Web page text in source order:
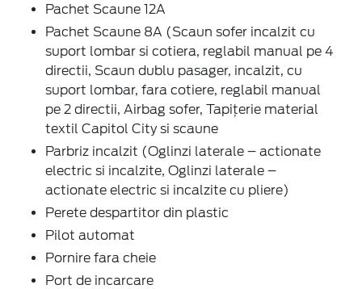
Pachet Scaune 12A
Pachet Scaune 8A (Scaun sofer incalzit cu
suport lombar si cotiera, reglabil manual pe 4
directii, Scaun dublu pasager, incalzit, cu
suport lombar, fara cotiere, reglabil manual
pe 2 directii, Airbag sofer, Tapițerie material
textil Capitol City si scaune
Parbriz incalzit (Oglinzi laterale – actionate
electric si incalzite, Oglinzi laterale –
actionate electric si incalzite cu pliere)
Perete despartitor din plastic
Pilot automat
Pornire fara cheie
Port de incarcare